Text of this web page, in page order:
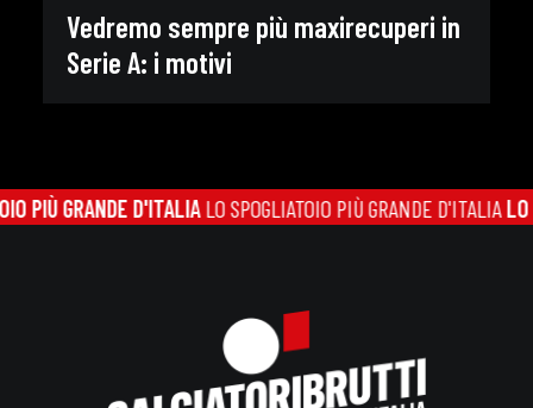
Vedremo sempre più maxirecuperi in
Serie A: i motivi
GRANDE D'ITALIALO SPOGLIATOIO PIÙ GRANDE D'ITALIALO